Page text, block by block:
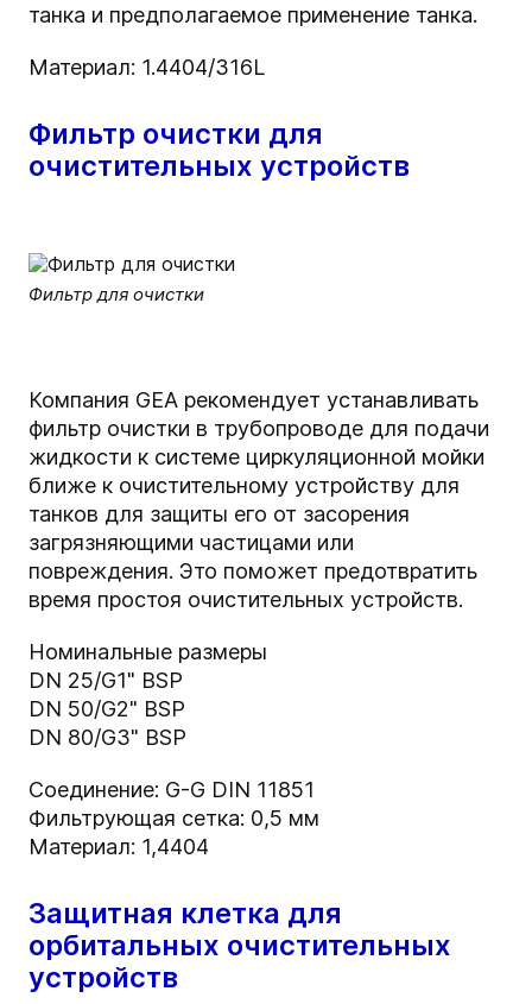
танка и предполагаемое применение танка.
Материал: 1.4404/316L
Фильтр очистки для
очистительных устройств
Фильтр для очистки
Компания GEA рекомендует устанавливать
фильтр очистки в трубопроводе для подачи
жидкости к системе циркуляционной мойки
ближе к очистительному устройству для
танков для защиты его от засорения
загрязняющими частицами или
повреждения. Это поможет предотвратить
время простоя очистительных устройств.
Номинальные размеры
DN 25/G1" BSP
DN 50/G2" BSP
DN 80/G3" BSP
Соединение: G-G DIN 11851
Фильтрующая сетка: 0,5 мм
Материал: 1,4404
Защитная клетка для
орбитальных очистительных
устройств